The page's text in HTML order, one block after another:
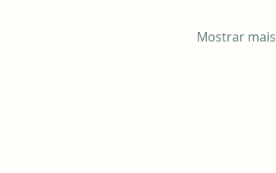
Mostrar mais